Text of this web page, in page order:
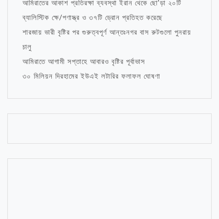
আমিরাতের আকাশ প্রতিরক্ষা ব্যবস্থা ইরান থেকে ছো’ড়া ২০টি
ব্যালিস্টিক ক্ষে/পণাস্ত্র ও ৩৭টি ড্রোন প্রতিহত করেছে
শারজায় ভারী বৃষ্টির পর গুরুত্বপূর্ণ আন্তঃনগর বাস রুটগুলো পুনরায়
চালু
আমিরাতে আগামী সপ্তাহে আবারও বৃষ্টির পূর্বাভাস
৩০ মিলিয়ন দিরহামের ইউএই লটারির ফলাফল ঘোষণা